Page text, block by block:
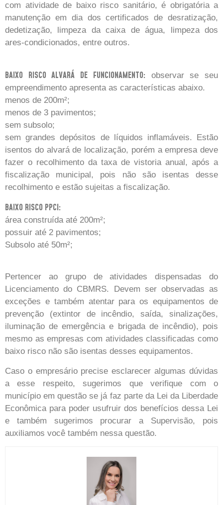
com atividade de baixo risco sanitário, é obrigatória a
manutenção em dia dos certificados de desratização,
dedetização, limpeza da caixa de água, limpeza dos
ares-condicionados, entre outros.
BAIXO RISCO ALVARÁ DE FUNCIONAMENTO: observar se seu
empreendimento apresenta as características abaixo.
menos de 200m²;
menos de 3 pavimentos;
sem subsolo;
sem grandes depósitos de líquidos inflamáveis. Estão
isentos do alvará de localização, porém a empresa deve
fazer o recolhimento da taxa de vistoria anual, após a
fiscalização municipal, pois não são isentas desse
recolhimento e estão sujeitas a fiscalização.
BAIXO RISCO PPCI:
área construída até 200m²;
possuir até 2 pavimentos;
Subsolo até 50m²;
Pertencer ao grupo de atividades dispensadas do
Licenciamento do CBMRS. Devem ser observadas as
exceções e também atentar para os equipamentos de
prevenção (extintor de incêndio, saída, sinalizações,
iluminação de emergência e brigada de incêndio), pois
mesmo as empresas com atividades classificadas como
baixo risco não são isentas desses equipamentos.
Caso o empresário precise esclarecer algumas dúvidas
a esse respeito, sugerimos que verifique com o
município em questão se já faz parte da Lei da Liberdade
Econômica para poder usufruir dos benefícios dessa Lei
e também sugerimos procurar a Supervisão, pois
auxiliamos você também nessa questão.